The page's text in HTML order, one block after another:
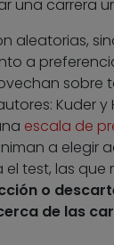
una carrera
aleatorias,
a
sobre
Kuder y
escala de
a elegir
el test, las
o
de las